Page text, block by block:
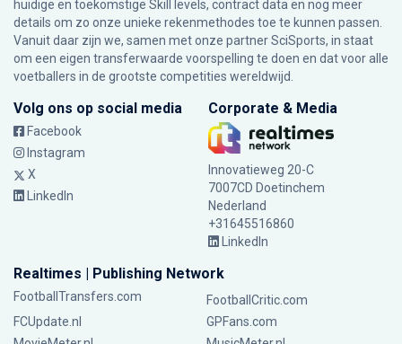
huidige en toekomstige Skill levels, contract data en nog meer
details om zo onze unieke rekenmethodes toe te kunnen passen.
Vanuit daar zijn we, samen met onze partner SciSports, in staat
om een eigen transferwaarde voorspelling te doen en dat voor alle
voetballers in de grootste competities wereldwijd.
Volg ons op social media
Facebook
Instagram
X
LinkedIn
Corporate & Media
Innovatieweg 20-C
7007CD Doetinchem
Nederland
+31645516860
LinkedIn
Realtimes | Publishing Network
FootballTransfers.com
FootballCritic.com
FCUpdate.nl
GPFans.com